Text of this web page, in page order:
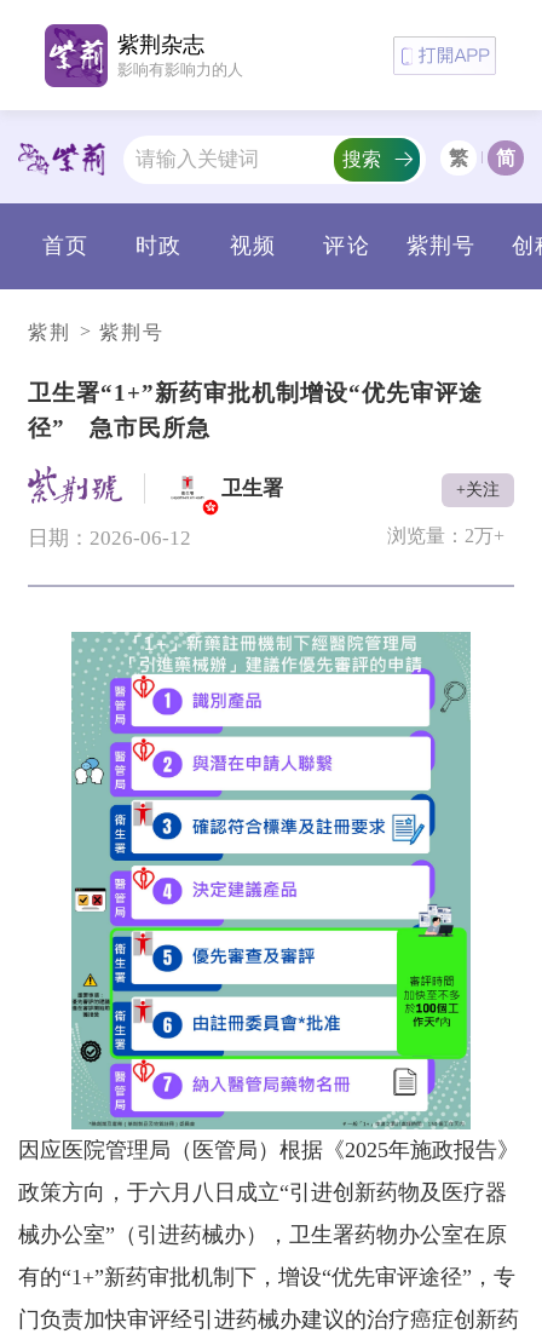
繁 简
首页 时政 视频 评论 紫荆号 创
搜索
紫荆 > 紫荆号
卫生署“1+”新药审批机制增设“优先审评途
径” 急市民所急
卫生署
V
+关注
日期：2026-06-12 浏览量： 2万+
因应医院管理局（医管局）根据《2025年施政报告》
政策方向，于六月八日成立“引进创新药物及医疗器
械办公室”（引进药械办），卫生署药物办公室在原
有的“1+”新药审批机制下，增设“优先审评途径”，专
门负责加快审评经引进药械办建议的治疗癌症创新药
紫荆杂志
影响有影响力的人